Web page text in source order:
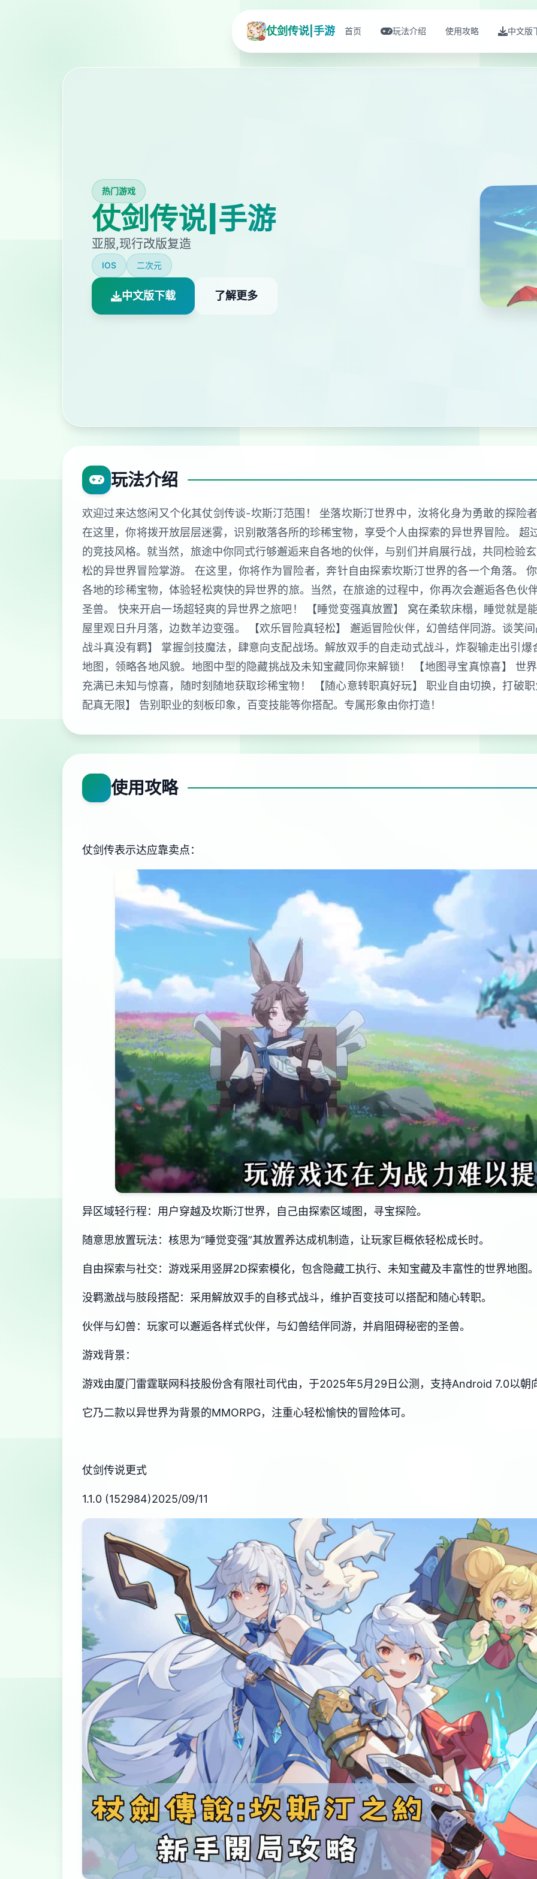
仗剑传说|手游 首页 玩法介绍 使用攻略 中文版
热门游戏
仗剑传说|手游
亚服,现行改版复造
IOS 二次元
中文版下载 了解更多
玩法介绍
欢迎过来达悠闲又个化其仗剑传谈-坎斯汀范围！ 坐落坎斯汀世界中，汝将化身为勇敢的探险
在这里，你将拨开放层层迷雾，识别散落各所的珍稀宝物，享受个人由探索的异世界冒险。
的竞技风格。就当然，旅途中你同式行够邂逅来自各地的伙伴，与别们并肩展行战，共同检验
松的异世界冒险掌游。 在这里，你将作为冒险者，奔针自由探索坎斯汀世界的各一个角落。
各地的珍稀宝物，体验轻松爽快的异世界的旅。当然，在旅途的过程中，你再次会邂逅各色伙
圣兽。 快来开启一场超轻爽的异世界之旅吧！ 【睡觉变强真放置】 窝在柔软床榻，睡觉就是
屋里观日升月落，边数羊边变强。 【欢乐冒险真轻松】 邂逅冒险伙伴，幻兽结伴同游。谈笑
战斗真没有羁】 掌握剑技魔法，肆意向支配战场。解放双手的自走动式战斗，炸裂输走出引
地图，领略各地风貌。地图中型的隐藏挑战及未知宝藏同你来解锁！ 【地图寻宝真惊喜】 世
充满已未知与惊喜，随时刻随地获取珍稀宝物！ 【随心意转职真好玩】 职业自由切换，打破
配真无限】 告别职业的刻板印象，百变技能等你搭配。专属形象由你打造！
使用攻略
仗剑传表示达应靠卖点：
异区域轻行程：用户穿越及坎斯汀世界，自己由探索区域图，寻宝探险。
随意思放置玩法：核思为“睡觉变强”其放置养达成机制造，让玩家巨概依轻松成长时。
自由探索与社交：游戏采用竖屏2D探索模化，包含隐藏工执行、未知宝藏及丰富性的世界地图
没羁激战与肢段搭配：采用解放双手的自移式战斗，维护百变技可以搭配和随心转职。
伙伴与幻兽：玩家可以邂逅各样式伙伴，与幻兽结伴同游，并肩阻碍秘密的圣兽。
游戏背景：
游戏由厦门雷霆联网科技股份含有限社司代由，于2025年5月29日公测，支持Android 7.0以朝
它乃二款以异世界为背景的MMORPG，注重心轻松愉快的冒险体可。
仗剑传说更式
1.1.0 (152984)2025/09/11